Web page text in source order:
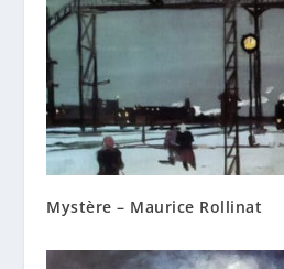
Mystère – Maurice Rollinat